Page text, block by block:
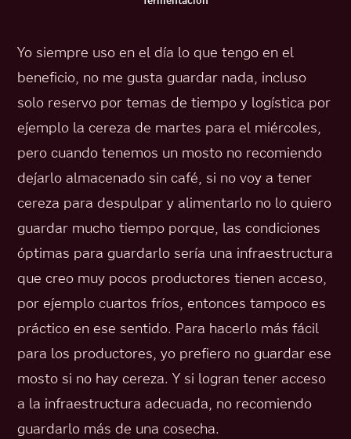
Yo siempre uso en el día lo que tengo en el
beneficio, no me gusta guardar nada, incluso
solo reservo por temas de tiempo y logística por
ejemplo la cereza de martes para el miércoles,
pero cuando tenemos un mosto no recomiendo
dejarlo almacenado sin café, si no voy a tener
cereza para despulpar y alimentarlo no lo quiero
guardar mucho tiempo porque, las condiciones
óptimas para guardarlo sería una infraestructura
que creo muy pocos productores tienen acceso,
por ejemplo cuartos fríos, entonces tampoco es
práctico en ese sentido. Para hacerlo más fácil
para los productores, yo prefiero no guardar ese
mosto si no hay cereza. Y si logran tener acceso
a la infraestructura adecuada, no recomiendo
guardarlo más de una cosecha.